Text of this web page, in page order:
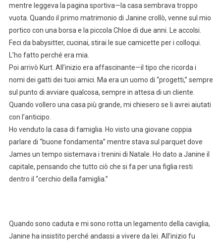
mentre leggeva la pagina sportiva—la casa sembrava troppo
vuota. Quando il primo matrimonio di Janine crollò, venne sul mio
portico con una borsa e la piccola Chloe di due anni. Le accolsi.
Feci da babysitter, cucinai, stirai le sue camicette per i colloqui.
L’ho fatto perché era mia.
Poi arrivò Kurt. All’inizio era affascinante—il tipo che ricorda i
nomi dei gatti dei tuoi amici. Ma era un uomo di “progetti,” sempre
sul punto di avviare qualcosa, sempre in attesa di un cliente.
Quando vollero una casa più grande, mi chiesero se li avrei aiutati
con l’anticipo.
Ho venduto la casa di famiglia. Ho visto una giovane coppia
parlare di “buone fondamenta” mentre stava sul parquet dove
James un tempo sistemava i trenini di Natale. Ho dato a Janine il
capitale, pensando che tutto ciò che si fa per una figlia resti
dentro il “cerchio della famiglia.”
Quando sono caduta e mi sono rotta un legamento della caviglia,
Janine ha insistito perché andassi a vivere da lei. All’inizio fu